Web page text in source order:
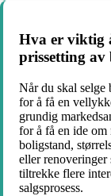
Hva er viktig
prissetting av
Når du skal
for å få en
grundig
for å få en ide om
boligstand,
eller renoveringer
tiltrekke flere
salgsprosess.